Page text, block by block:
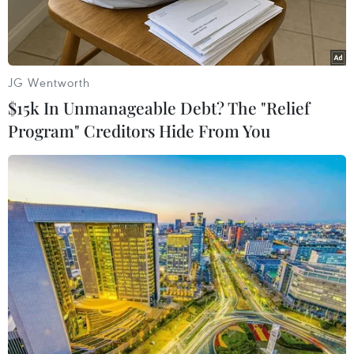
Tiến sỹ, dịch giả Giáp Văn Chung chia sẻ cảm nhận sau chuyến
thăm quần đảo Trường Sa. (Ảnh: Thiệu Ngọc Lan
Phương/Vietnam+)
Một tháng rưỡi sau ngày thành lập, Hội Trí thức
Việt tại Hungary đã có hoạt động chuyên đề đầu
JG Wentworth
$15k In Unmanageable Debt? The "Relief
Program" Creditors Hide From You